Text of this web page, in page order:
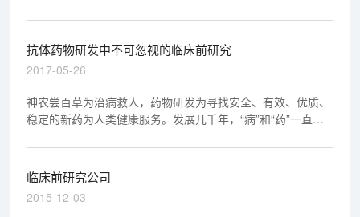
安全性评价研究，其中3个ADC药物研究资料已顺利通过
NMPA和FDA审评，另外1个将在2019年提交NMPA审评。
抗体药物研发中不可忽视的临床前研究
2017-05-26
神农尝百草为治病救人，药物研发为寻找安全、有效、优质、
稳定的新药为人类健康服务。发展几千年，“病”和“药”一直在
临床前研究公司
2015-12-03